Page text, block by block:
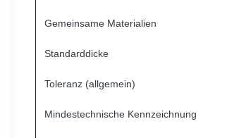
Gemeinsame Materialien
Standarddicke
Toleranz (allgemein)
Mindestechnische Kennzeichnung